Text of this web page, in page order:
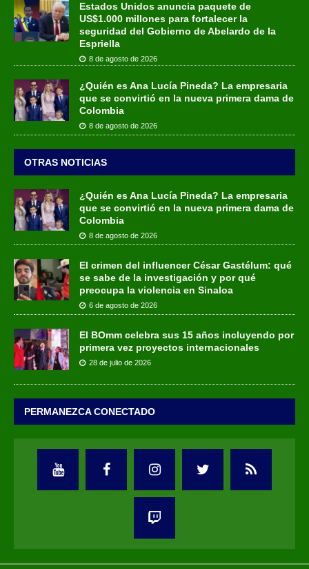
Estados Unidos anuncia paquete de
US$1.000 millones para fortalecer la
seguridad del Gobierno de Abelardo de la
Espriella
8 de agosto de 2026
¿Quién es Ana Lucía Pineda? La empresaria
que se convirtió en la nueva primera dama de
Colombia
8 de agosto de 2026
OTRAS NOTICIAS
¿Quién es Ana Lucía Pineda? La empresaria
que se convirtió en la nueva primera dama de
Colombia
8 de agosto de 2026
El crimen del influencer César Gastélum: qué
se sabe de la investigación y por qué
preocupa la violencia en Sinaloa
6 de agosto de 2026
El BOmm celebra sus 15 años incluyendo por
primera vez proyectos internacionales
28 de julio de 2026
PERMANEZCA CONECTADO